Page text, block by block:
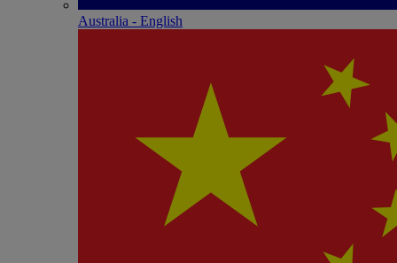
Australia - English